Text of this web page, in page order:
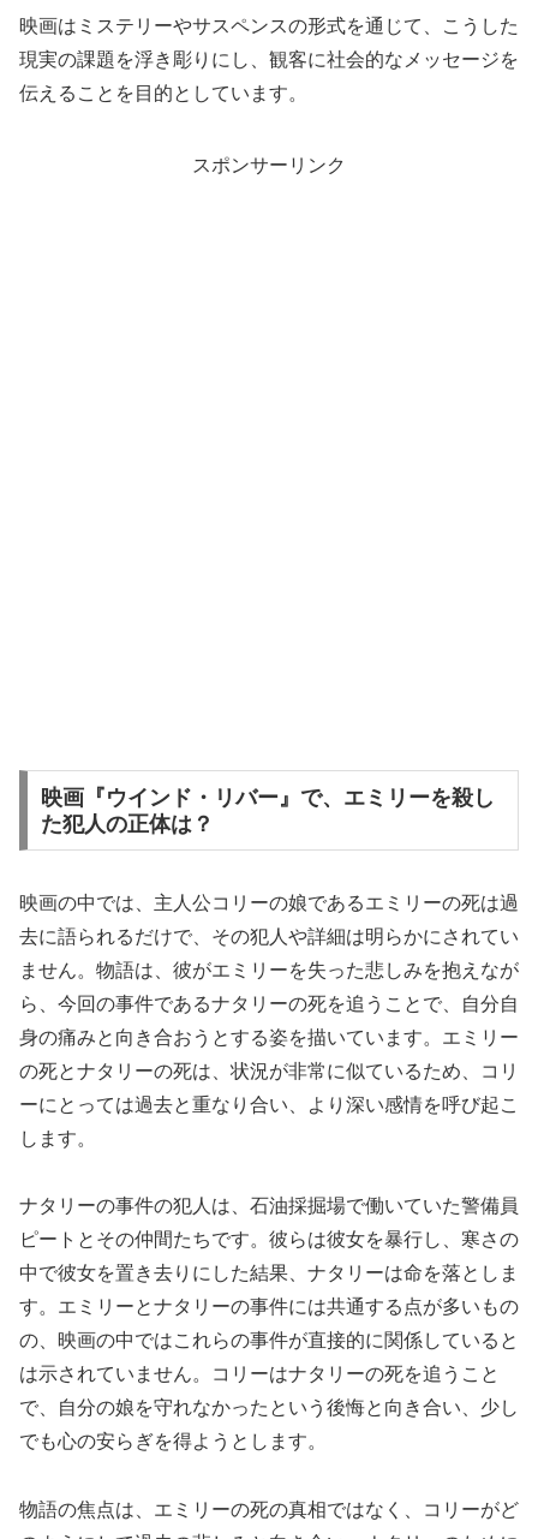
映画はミステリーやサスペンスの形式を通じて、こうした
現実の課題を浮き彫りにし、観客に社会的なメッセージを
伝えることを目的としています。
スポンサーリンク
映画『ウインド・リバー』で、エミリーを殺し
た犯人の正体は？
映画の中では、主人公コリーの娘であるエミリーの死は過
去に語られるだけで、その犯人や詳細は明らかにされてい
ません。物語は、彼がエミリーを失った悲しみを抱えなが
ら、今回の事件であるナタリーの死を追うことで、自分自
身の痛みと向き合おうとする姿を描いています。エミリー
の死とナタリーの死は、状況が非常に似ているため、コリ
ーにとっては過去と重なり合い、より深い感情を呼び起こ
します。
ナタリーの事件の犯人は、石油採掘場で働いていた警備員
ピートとその仲間たちです。彼らは彼女を暴行し、寒さの
中で彼女を置き去りにした結果、ナタリーは命を落としま
す。エミリーとナタリーの事件には共通する点が多いもの
の、映画の中ではこれらの事件が直接的に関係していると
は示されていません。コリーはナタリーの死を追うこと
で、自分の娘を守れなかったという後悔と向き合い、少し
でも心の安らぎを得ようとします。
物語の焦点は、エミリーの死の真相ではなく、コリーがど